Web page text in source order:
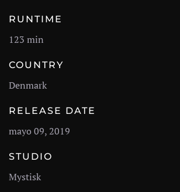
RUNTIME
123 min
COUNTRY
Denmark
RELEASE DATE
mayo 09, 2019
STUDIO
Mystisk